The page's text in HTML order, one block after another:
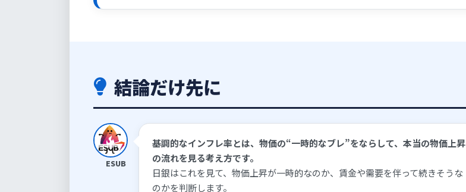
結論だけ先に
ESUB
基調的なインフレ率とは、物価の“一時的なブレ”をならして、本当の物価上昇
の流れを見る考え方です。
日銀はこれを見て、物価上昇が一時的なのか、賃金や需要を伴って続きそうな
のかを判断します。